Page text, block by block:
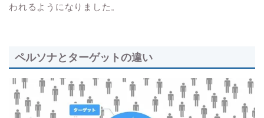
われるようになりました。
ペルソナとターゲットの違い